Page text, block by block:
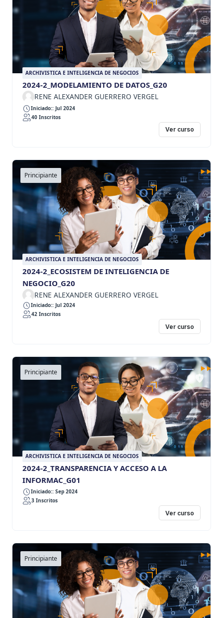
ARCHIVISTICA E INTELIGENCIA DE NEGOCIOS
2024-2_MODELAMIENTO DE DATOS_G20
RENE ALEXANDER GUERRERO VERGEL
Iniciado:: Jul 2024
40 Inscritos
Ver curso
Principiante
ARCHIVISTICA E INTELIGENCIA DE NEGOCIOS
2024-2_ECOSISTEM DE INTELIGENCIA DE
NEGOCIO_G20
RENE ALEXANDER GUERRERO VERGEL
Iniciado:: Jul 2024
42 Inscritos
Ver curso
Principiante
ARCHIVISTICA E INTELIGENCIA DE NEGOCIOS
2024-2_TRANSPARENCIA Y ACCESO A LA
INFORMAC_G01
Iniciado:: Sep 2024
3 Inscritos
Ver curso
Principiante